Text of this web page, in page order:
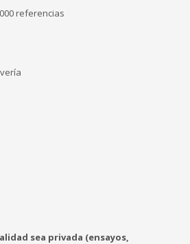
referencias
sea privada (ensayos,